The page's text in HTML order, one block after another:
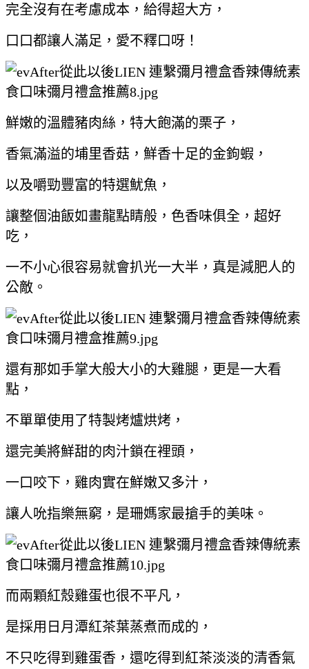
完全沒有在考慮成本，給得超大方，
口口都讓人滿足，愛不釋口呀！
鮮嫩的溫體豬肉絲，特大飽滿的栗子，
香氣滿溢的埔里香菇，鮮香十足的金鉤蝦，
以及嚼勁豐富的特選魷魚，
讓整個油飯如畫龍點睛般，色香味俱全，超好
吃，
一不小心很容易就會扒光一大半，真是減肥人的
公敵。
還有那如手掌大般大小的大雞腿，更是一大看
點，
不單單使用了特製烤爐烘烤，
還完美將鮮甜的肉汁鎖在裡頭，
一口咬下，雞肉實在鮮嫩又多汁，
讓人吮指樂無窮，是珊媽家最搶手的美味。
而兩顆紅殼雞蛋也很不平凡，
是採用日月潭紅茶葉蒸煮而成的，
不只吃得到雞蛋香，還吃得到紅茶淡淡的清香氣